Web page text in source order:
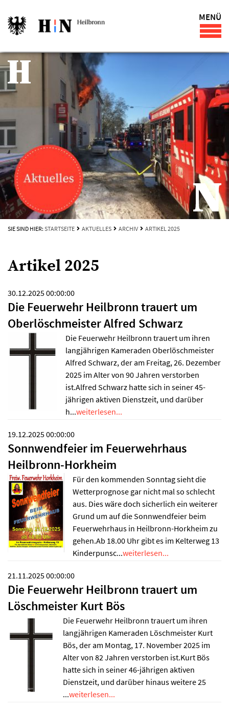
MENÜ
SIE SIND HIER: STARTSEITE AKTUELLES ARCHIV ARTIKEL 2025
Artikel 2025
30.12.2025 00:00:00
Die Feuerwehr Heilbronn trauert um
Oberlöschmeister Alfred Schwarz
Die Feuerwehr Heilbronn trauert um ihren
langjährigen Kameraden Oberlöschmeister
Alfred Schwarz, der am Freitag, 26. Dezember
2025 im Alter von 90 Jahren verstorben
ist.Alfred Schwarz hatte sich in seiner 45-
jährigen aktiven Dienstzeit, und darüber
h...weiterlesen...
19.12.2025 00:00:00
Sonnwendfeier im Feuerwehrhaus
Heilbronn-Horkheim
Für den kommenden Sonntag sieht die
Wetterprognose gar nicht mal so schlecht
aus. Dies wäre doch sicherlich ein weiterer
Grund um auf die Sonnwendfeier beim
Feuerwehrhaus in Heilbronn-Horkheim zu
gehen.Ab 18.00 Uhr gibt es im Kelterweg 13
Kinderpunsc...weiterlesen...
21.11.2025 00:00:00
Die Feuerwehr Heilbronn trauert um
Löschmeister Kurt Bös
Die Feuerwehr Heilbronn trauert um ihren
langjährigen Kameraden Löschmeister Kurt
Bös, der am Montag, 17. November 2025 im
Alter von 82 Jahren verstorben ist.Kurt Bös
hatte sich in seiner 46-jährigen aktiven
Dienstzeit, und darüber hinaus weitere 25
...weiterlesen...